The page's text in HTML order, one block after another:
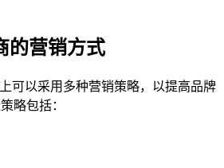
的营销方式
可以采用多种营销策略，以提高品牌
略包括：